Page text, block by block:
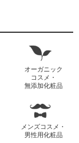
オーガニック
コスメ・
無添加化粧品
メンズコスメ・
男性用化粧品